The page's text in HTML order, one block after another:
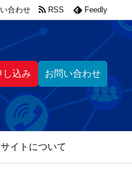
し込み お問い合わせ
イトについて
合わせ RSS Feedly